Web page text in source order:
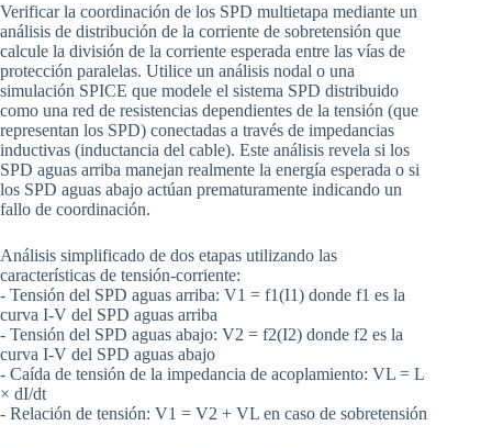
Verificar la coordinación de los SPD multietapa mediante un
análisis de distribución de la corriente de sobretensión que
calcule la división de la corriente esperada entre las vías de
protección paralelas. Utilice un análisis nodal o una
simulación SPICE que modele el sistema SPD distribuido
como una red de resistencias dependientes de la tensión (que
representan los SPD) conectadas a través de impedancias
inductivas (inductancia del cable). Este análisis revela si los
SPD aguas arriba manejan realmente la energía esperada o si
los SPD aguas abajo actúan prematuramente indicando un
fallo de coordinación.
Análisis simplificado de dos etapas utilizando las
características de tensión-corriente:
- Tensión del SPD aguas arriba: V1 = f1(I1) donde f1 es la
curva I-V del SPD aguas arriba
- Tensión del SPD aguas abajo: V2 = f2(I2) donde f2 es la
curva I-V del SPD aguas abajo
- Caída de tensión de la impedancia de acoplamiento: VL = L
× dI/dt
- Relación de tensión: V1 = V2 + VL en caso de sobretensión